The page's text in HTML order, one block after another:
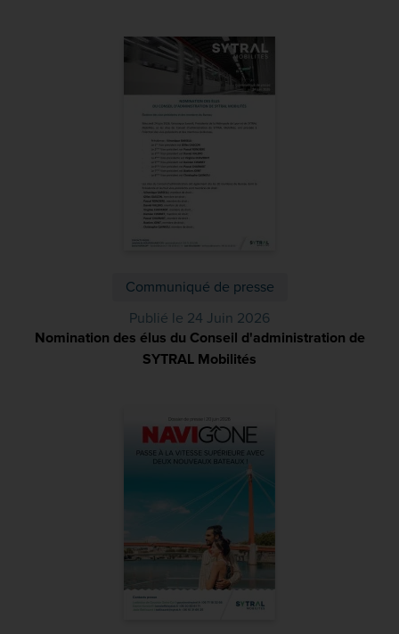
Communiqué de presse
Publié le 24 Juin 2026
Nomination des élus du Conseil d'administration de
SYTRAL Mobilités